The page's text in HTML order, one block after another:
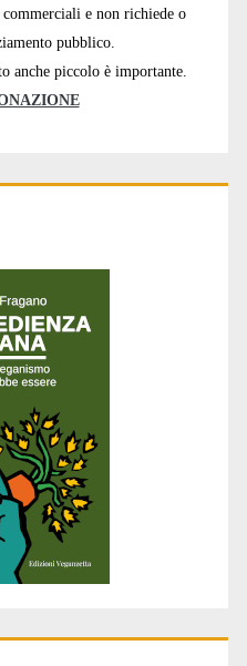
e non richiede o
pubblico.
anche piccolo è importante.